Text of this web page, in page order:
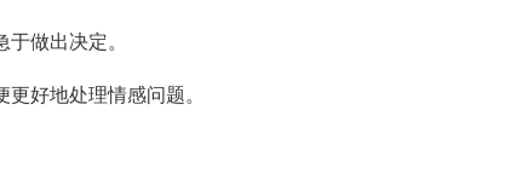
做出决定。
好地处理情感问题。